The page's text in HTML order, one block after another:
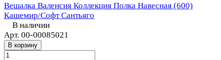
Вешалка Валенсия Коллекция Полка Навесная (600)
Кашемир/Софт Сантьяго
В наличии
Арт. 00-00085021
В корзину